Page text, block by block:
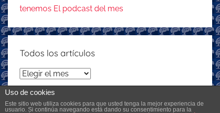
tenemos El podcast del mes
Todos los artículos
Todos
los
artículos
Uso de cookies
Este sitio web utiliza cookies para que usted tenga la mejor experiencia de
usuario. Si continúa navegando está dando su consentimiento para la